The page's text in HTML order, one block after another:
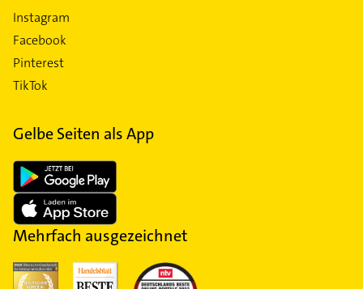
Instagram
Facebook
Pinterest
TikTok
Gelbe Seiten als App
Mehrfach ausgezeichnet